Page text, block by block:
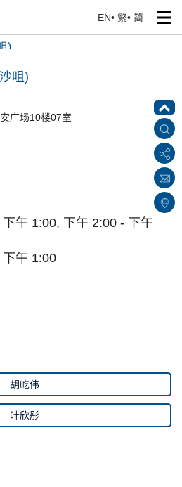
EN• 繁• 简
)
咀)
广场10楼07室
午 1:00, 下午 2:00 - 下午
午 1:00
胡屹伟
叶欣彤